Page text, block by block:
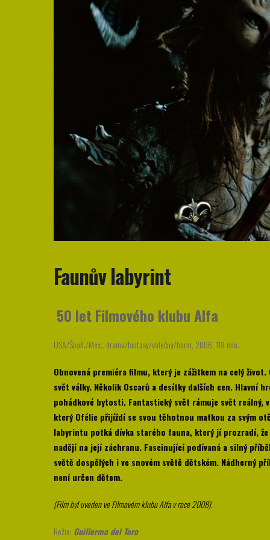
Faunův labyrint
50 let Filmového klubu Alfa
USA/Špaň./Mex., drama/fantasy/válečný/horor, 2006, 118 min.
Obnovená premiéra filmu, který je zážitkem na celý
svět války. Několik Oscarů a desítky dalších cen. Hlavní
pohádkové bytosti. Fantastický svět rámuje svět reálný,
který Ofélie přijíždí se svou těhotnou matkou za svým
labyrintu potká dívka starého fauna, který jí prozradí,
nadějí na její záchranu. Fascinující podívaná a silný
světě dospělých i ve snovém světě dětském. Nádherný
není určen dětem.
(Film byl uveden ve Filmovém klubu Alfa v roce 2008).
Režie: Guillermo del